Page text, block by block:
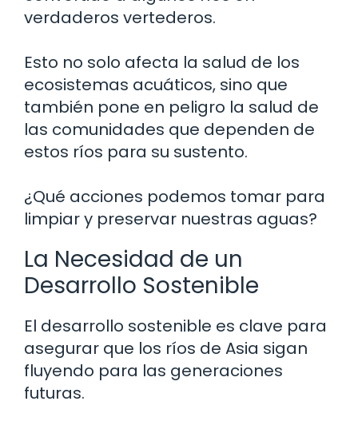
verdaderos vertederos.
Esto no solo afecta la salud de los
ecosistemas acuáticos, sino que
también pone en peligro la salud de
las comunidades que dependen de
estos ríos para su sustento.
¿Qué acciones podemos tomar para
limpiar y preservar nuestras aguas?
La Necesidad de un
Desarrollo Sostenible
El desarrollo sostenible es clave para
asegurar que los ríos de Asia sigan
fluyendo para las generaciones
futuras.